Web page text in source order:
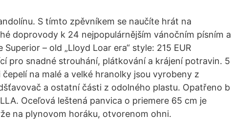
S tímto zpěvníkem se naučíte hrát na
doprovody k 24 nejpopulárnějším vánočním písním a
– old „Lloyd Loar era“ style: 215 EUR
pro snadné strouhání, plátkování a krájení potravin. 5
na malé a velké hranolky jsou vyrobeny z
a ostatní části z odolného plastu. Opatřeno b
Oceľová leštená panvica o priemere 65 cm je
na plynovom horáku, otvorenom ohni.